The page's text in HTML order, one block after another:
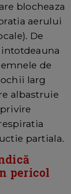
blocheaza
aerului
De
de
larg
albastruie
partiala.
pericol